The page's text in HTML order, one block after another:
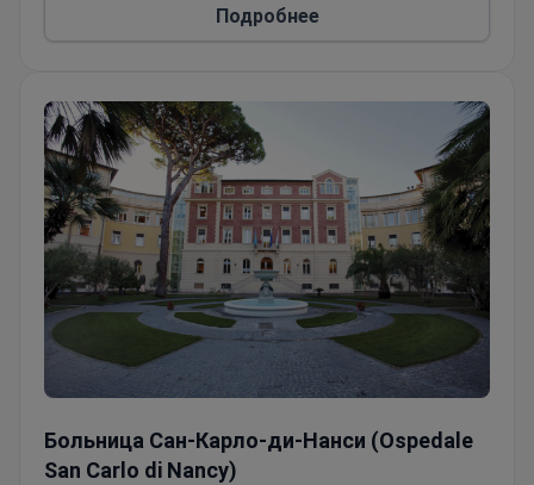
результатов ринопластики и подтяжки лица
Специалисты по пластической хирургии с
опытом проведения эстетических процедур
Подробнее
Больница Сан-Карло-ди-Нанси (Ospedale
San Carlo di Nancy)